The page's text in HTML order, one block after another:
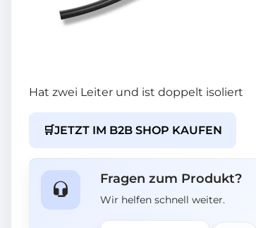
Hat zwei Leiter und ist doppelt isoliert
🛒JETZT IM B2B SHOP KAUFEN
Fragen zum Produkt?
Wir helfen schnell weiter.